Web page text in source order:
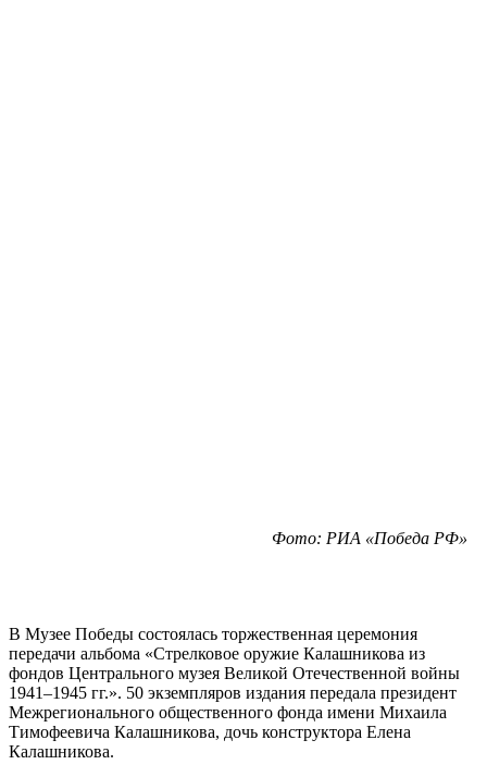
Фото: РИА «Победа РФ»
В Музее Победы состоялась торжественная церемония
передачи альбома «Стрелковое оружие Калашникова из
фондов Центрального музея Великой Отечественной войны
1941–1945 гг.». 50 экземпляров издания передала президент
Межрегионального общественного фонда имени Михаила
Тимофеевича Калашникова, дочь конструктора Елена
Калашникова.